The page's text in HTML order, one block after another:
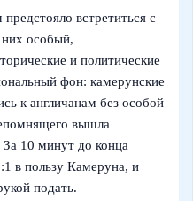
встретиться с
особый,
и политические
фон: камерунские
к англичанам без особой
вышла
10 минут до конца
в пользу Камеруна, и
подать.